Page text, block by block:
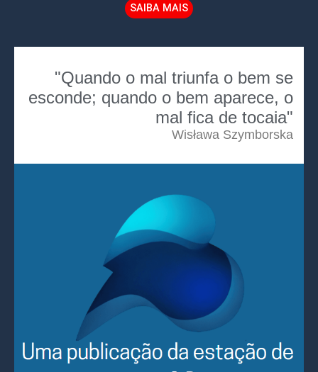
SAIBA MAIS
"Quando o mal triunfa o bem se
esconde; quando o bem aparece, o
mal fica de tocaia"
Wisława Szymborska